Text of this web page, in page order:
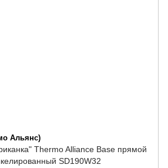
Альянс)
Thermo Alliance Base прямой
SD190W32